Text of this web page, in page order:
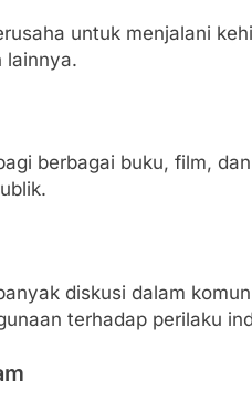
untuk menjalani
lainnya.
berbagai buku, film,
diskusi dalam
terhadap perilaku